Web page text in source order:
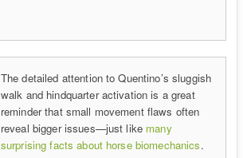
The detailed attention to Quentino’s sluggish
walk and hindquarter activation is a great
reminder that small movement flaws often
reveal bigger issues—just like many
surprising facts about horse biomechanics.